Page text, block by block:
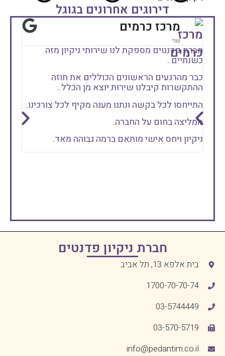
דירוגים אחרונים בגוגל
מרכז כרמים
שני
חברת פדנטים מספקת לנו שירותי ניקיון מזה
כשנתיים .
כבר מהרגעים הראשונים הכוללים את חוזה
ההתקשרות קיבלנו שירות יוצא מן הכלל .
התייחסו לכל בקשה ונתנו מענה מקיף לכל צורכינו.
ממליצה בחום על החברה.
ניקיון ויחס אישי מותאם ברמה גבוהה מאד.
חברת ניקיון פדנטים
בית אלפא 13, תל אביב
1700-70-70-74
03-5744449
03-570-5719
info@pedantim.co.il